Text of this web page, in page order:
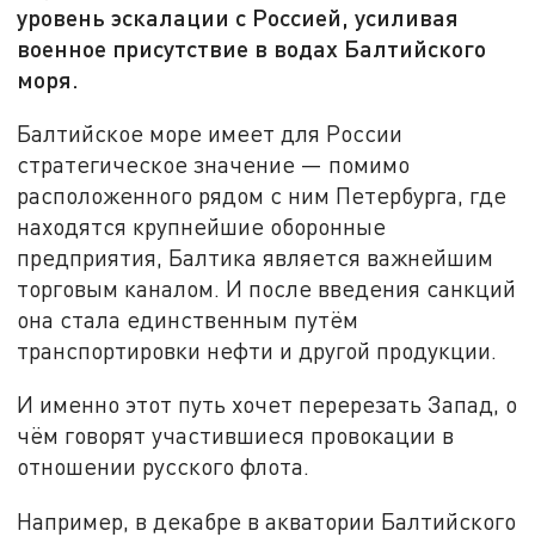
уровень эскалации с Россией, усиливая
военное присутствие в водах Балтийского
моря.
Балтийское море имеет для России
стратегическое значение — помимо
расположенного рядом с ним Петербурга, где
находятся крупнейшие оборонные
предприятия, Балтика является важнейшим
торговым каналом. И после введения санкций
она стала единственным путём
транспортировки нефти и другой продукции.
И именно этот путь хочет перерезать Запад, о
чём говорят участившиеся провокации в
отношении русского флота.
Например, в декабре в акватории Балтийского